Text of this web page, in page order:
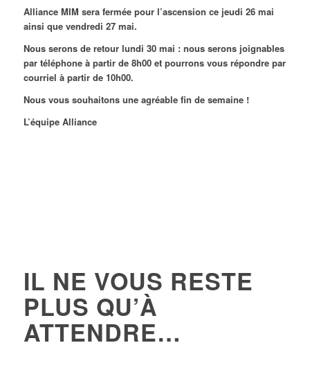
Alliance MIM sera fermée pour l’ascension ce jeudi 26 mai
ainsi que vendredi 27 mai.
Nous serons de retour lundi 30 mai : nous serons joignables
par téléphone à partir de 8h00 et pourrons vous répondre par
courriel à partir de 10h00.
Nous vous souhaitons une agréable fin de semaine !
L’équipe Alliance
IL NE VOUS RESTE
PLUS QU’À
ATTENDRE…